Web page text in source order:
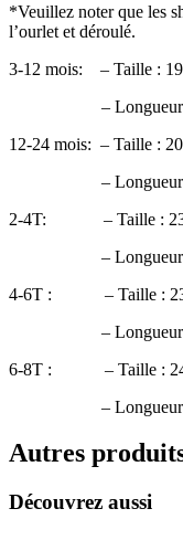
*Veuillez noter que les
l’ourlet et déroulé.
3-12 mois: – Taille :
– Longueur :
12-24 mois: – Taille :
– Longueur :
2-4T: – Taille : 23
– Longueur :
4-6T : – Taille :
– Longueur :
6-8T : – Taille :
– Longueur :
Autres
Découvrez aussi